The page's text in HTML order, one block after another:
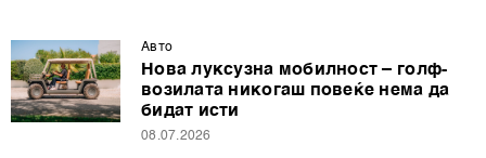
Авто
Нова луксузна мобилност – голф-
возилата никогаш повеќе нема да
бидат исти
08.07.2026